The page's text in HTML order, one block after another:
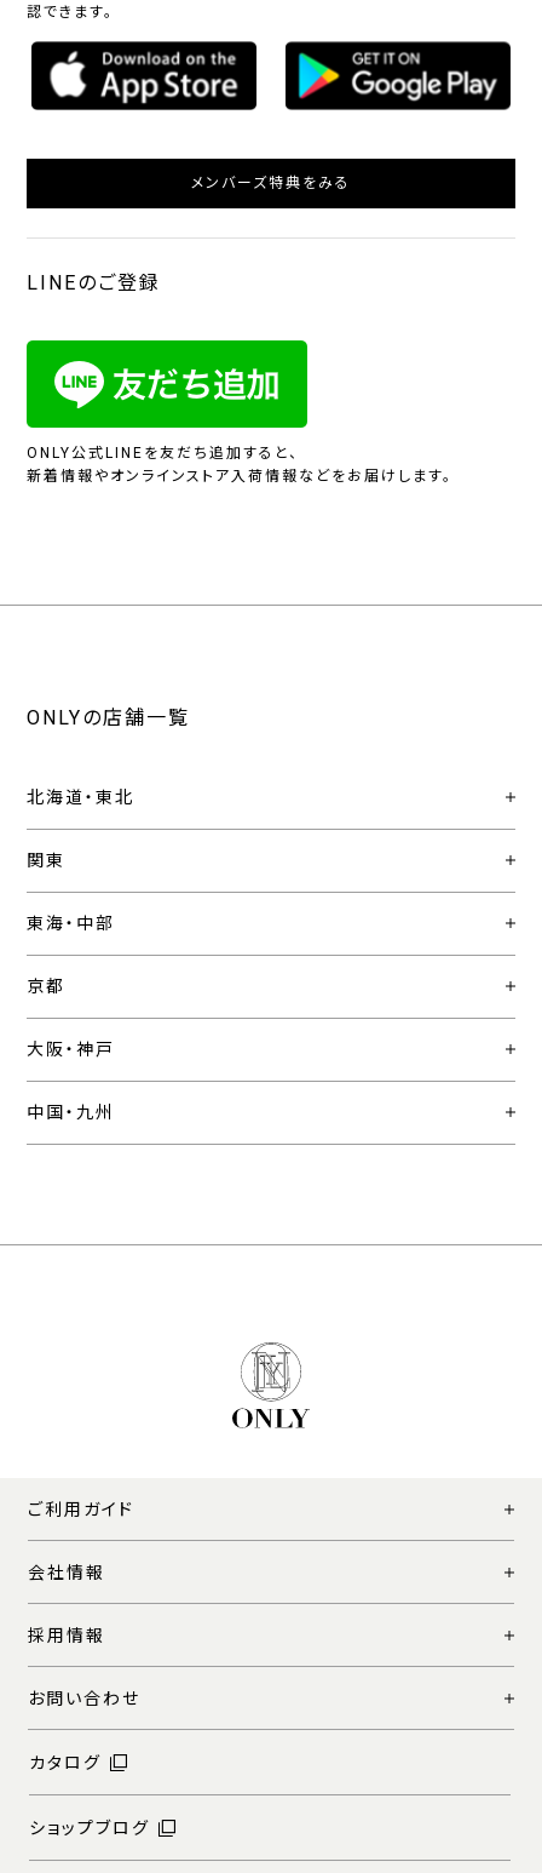
認できます。
メンバーズ特典をみる
LINEのご登録
ONLY公式LINEを友だち追加すると、
新着情報やオンラインストア入荷情報などをお届けします。
ONLYの店舗一覧
北海道・東北
関東
東海・中部
京都
大阪・神戸
中国・九州
ご利用ガイド
会社情報
採用情報
お問い合わせ
カタログ
ショップブログ